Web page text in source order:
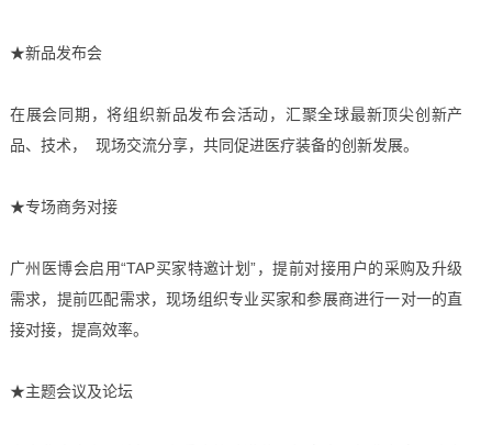
★新品发布会
在展会同期，将组织新品发布会活动，汇聚全球最新顶尖创新产
品、技术， 现场交流分享，共同促进医疗装备的创新发展。
★专场商务对接
广州医博会启用“TAP买家特邀计划”，提前对接用户的采购及升级
需求，提前匹配需求，现场组织专业买家和参展商进行一对一的直
接对接，提高效率。
★主题会议及论坛